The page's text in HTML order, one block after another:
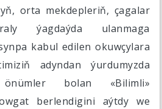
orta mekdepleriň, çagalar
ýagdaýda ulanmaga
kabul edilen okuwçylara
adyndan ýurdumyzda
bolan «Bilimli»
berlendigini aýtdy we